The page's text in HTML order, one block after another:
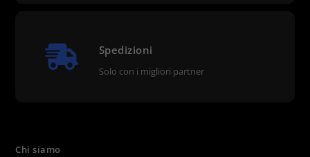
Spedizioni
Solo con i migliori partner
Chi siamo